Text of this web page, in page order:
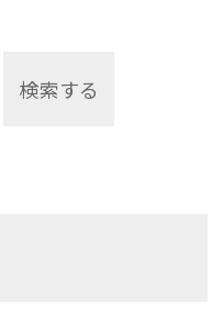
検索する